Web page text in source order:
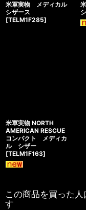
米軍実物 メディカル
シザース
[TELM1F285]
米軍実物 NORTH
AMERICAN RESCUE
コンパクト メディカ
ル シザー
[TELM1F163]
この商品を買った
す